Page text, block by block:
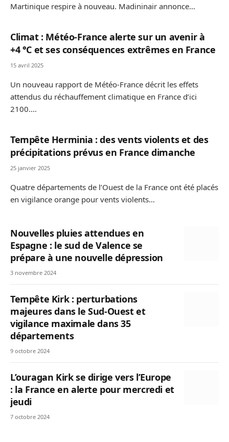
Martinique respire à nouveau. Madininair annonce…
Climat : Météo-France alerte sur un avenir à
+4 °C et ses conséquences extrêmes en France
15 avril 2025
Un nouveau rapport de Météo-France décrit les effets
attendus du réchauffement climatique en France d’ici
2100.…
Tempête Herminia : des vents violents et des
précipitations prévus en France dimanche
25 janvier 2025
Quatre départements de l’Ouest de la France ont été placés
en vigilance orange pour vents violents…
Nouvelles pluies attendues en
Espagne : le sud de Valence se
prépare à une nouvelle dépression
3 novembre 2024
Tempête Kirk : perturbations
majeures dans le Sud-Ouest et
vigilance maximale dans 35
départements
9 octobre 2024
L’ouragan Kirk se dirige vers l’Europe
: la France en alerte pour mercredi et
jeudi
7 octobre 2024